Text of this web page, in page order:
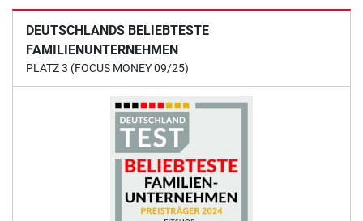
DEUTSCHLANDS BELIEBTESTE
FAMILIENUNTERNEHMEN
PLATZ 3 (FOCUS MONEY 09/25)